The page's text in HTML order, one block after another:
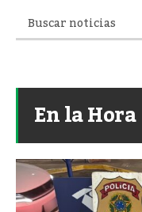
En la Hora